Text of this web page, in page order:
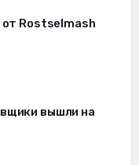
от Rostselmash
вышли на